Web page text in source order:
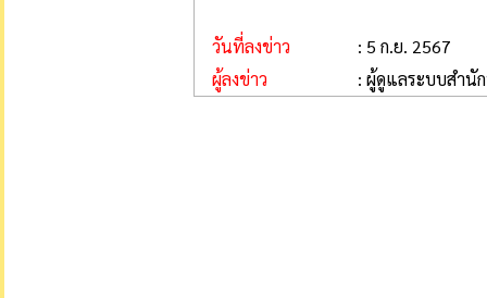
วันที่ลงข่าว
: 5 ก.ย. 2567
ผู้ลงข่าว
: ผู้ดูแลระบบสำนั